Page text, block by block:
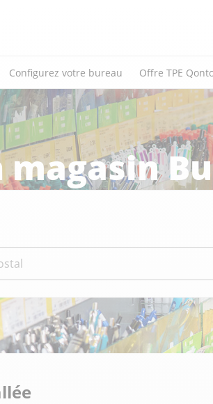
Configurez votre bureau Offre TPE